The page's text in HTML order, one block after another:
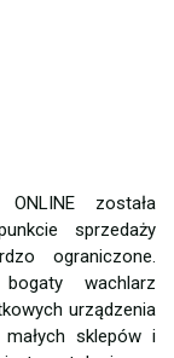
została
sprzedaży
ograniczone.
wachlarz
urządzenia
sklepów i